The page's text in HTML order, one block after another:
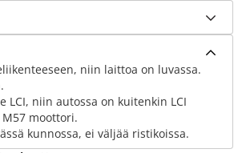
niin laittoa on luvassa.
LCI, niin autossa on kuitenkin LCI
moottori.
kunnossa, ei väljää ristikoissa.